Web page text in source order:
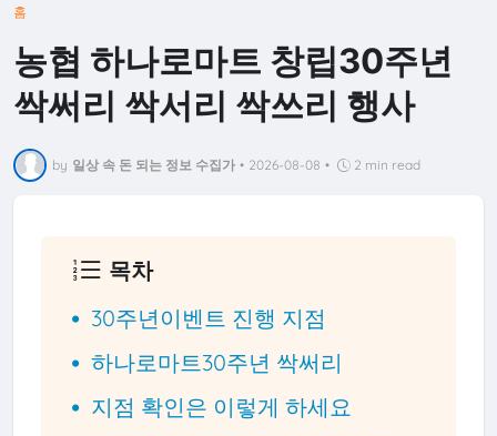
홈
농협 하나로마트 창립30주년
싹써리 싹서리 싹쓰리 행사
by 일상 속 돈 되는 정보 수집가 • 2026-08-08 • 2 min read
목차
30주년이벤트 진행 지점
하나로마트30주년 싹써리
지점 확인은 이렇게 하세요